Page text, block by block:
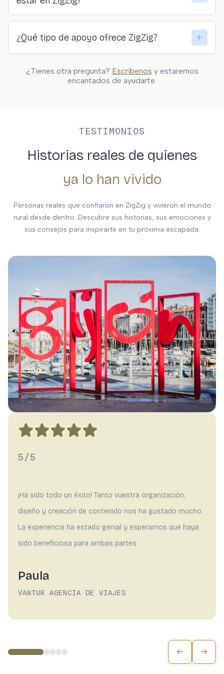
íntegramente en tu proyecto.
aunque empieces desde cero. Contamos con
dar visibilidad a tu trabajo, con o sin experiencia
¿Qué tipo de apoyo ofrece ZigZig?
Te acompañamos paso a paso: desde la publicación
de tus actividades hasta la promoción, la gestión y la
visibilidad, digitalización y apoyo personalizado para
¿Tienes otra pregunta? Escríbenos y estaremos
encantados de ayudarte.
TESTIMONIOS
Historias reales de quienes
ya lo han vivido
Personas reales que confiaron en ZigZig y vivieron el mundo
rural desde dentro. Descubre sus historias, sus emociones y
sus consejos para inspirarte en tu próxima escapada.
5/5
¡Ha sido todo un éxito! Tanto vuestra organización,
diseño y creación de contenido nos ha gustado mucho.
La experiencia ha estado genial y esperamos que haya
sido beneficiosa para ambas partes.
Paula
VANTUR AGENCIA DE VIAJES